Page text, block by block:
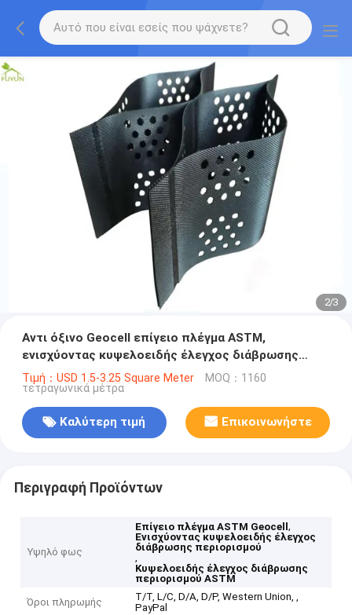
2/3
Αντι όξινο Geocell επίγειο πλέγμα ASTM,
ενισχύοντας κυψελοειδής έλεγχος διάβρωσης
περιορισμού
Τιμή：USD 1.5-3.25 Square Meter MOQ：1160
τετραγωνικά μέτρα
Καλύτερη τιμή Επικοινωνήστε
Περιγραφή Προϊόντων
Υψηλό φως
Επίγειο πλέγμα ASTM Geocell,
Ενισχύοντας κυψελοειδής έλεγχος
διάβρωσης περιορισμού
,
Κυψελοειδής έλεγχος διάβρωσης
περιορισμού ASTM
Όροι πληρωμής
T/T, L/C, D/A, D/P, Western Union, ,
PayPal